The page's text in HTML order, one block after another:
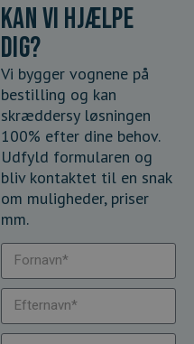
Kan vi hjælpe
dig?
Vi bygger vognene på
bestilling og kan
skræddersy løsningen
100% efter dine behov.
Udfyld formularen og
bliv kontaktet til en snak
om muligheder, priser
mm.